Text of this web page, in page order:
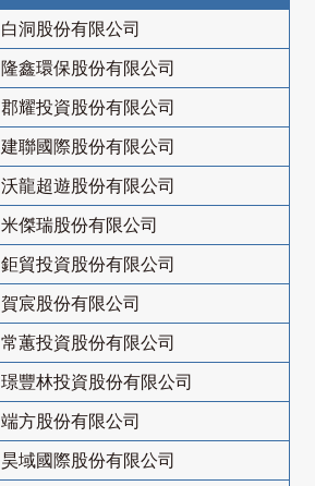
白洞股份有限公司
隆鑫環保股份有限公司
郡耀投資股份有限公司
建聯國際股份有限公司
沃龍超遊股份有限公司
米傑瑞股份有限公司
鉅貿投資股份有限公司
賀宸股份有限公司
常蕙投資股份有限公司
璟豐林投資股份有限公司
端方股份有限公司
昊域國際股份有限公司